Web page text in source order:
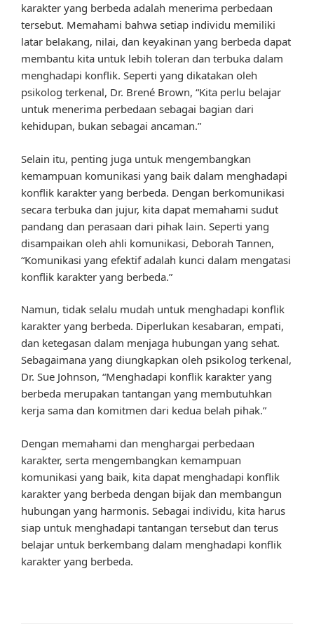
karakter yang berbeda adalah menerima perbedaan
tersebut. Memahami bahwa setiap individu memiliki
latar belakang, nilai, dan keyakinan yang berbeda dapat
membantu kita untuk lebih toleran dan terbuka dalam
menghadapi konflik. Seperti yang dikatakan oleh
psikolog terkenal, Dr. Brené Brown, “Kita perlu belajar
untuk menerima perbedaan sebagai bagian dari
kehidupan, bukan sebagai ancaman.”
Selain itu, penting juga untuk mengembangkan
kemampuan komunikasi yang baik dalam menghadapi
konflik karakter yang berbeda. Dengan berkomunikasi
secara terbuka dan jujur, kita dapat memahami sudut
pandang dan perasaan dari pihak lain. Seperti yang
disampaikan oleh ahli komunikasi, Deborah Tannen,
“Komunikasi yang efektif adalah kunci dalam mengatasi
konflik karakter yang berbeda.”
Namun, tidak selalu mudah untuk menghadapi konflik
karakter yang berbeda. Diperlukan kesabaran, empati,
dan ketegasan dalam menjaga hubungan yang sehat.
Sebagaimana yang diungkapkan oleh psikolog terkenal,
Dr. Sue Johnson, “Menghadapi konflik karakter yang
berbeda merupakan tantangan yang membutuhkan
kerja sama dan komitmen dari kedua belah pihak.”
Dengan memahami dan menghargai perbedaan
karakter, serta mengembangkan kemampuan
komunikasi yang baik, kita dapat menghadapi konflik
karakter yang berbeda dengan bijak dan membangun
hubungan yang harmonis. Sebagai individu, kita harus
siap untuk menghadapi tantangan tersebut dan terus
belajar untuk berkembang dalam menghadapi konflik
karakter yang berbeda.